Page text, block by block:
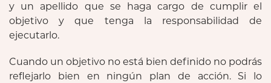
y un apellido que se haga cargo de cumplir el
objetivo y que tenga la responsabilidad de
ejecutarlo.
Cuando un objetivo no está bien definido no podrás
reflejarlo bien en ningún plan de acción. Si lo